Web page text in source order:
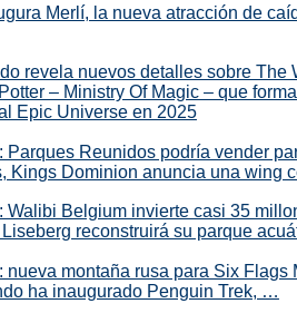
Merlí, la nueva atracción de
revela nuevos detalles sobre The
– Ministry Of Magic – que
Epic Universe en 2025
Parques Reunidos podría vender
Kings Dominion anuncia una wing
Walibi Belgium invierte casi 35
reconstruirá su parque
nueva montaña rusa para Six Flags
ha inaugurado Penguin Trek, …